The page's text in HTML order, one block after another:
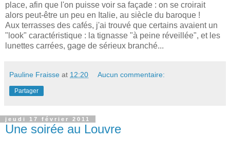
place, afin que l'on puisse voir sa façade : on se croirait
alors peut-être un peu en Italie, au siècle du baroque !
Aux terrasses des cafés, j'ai trouvé que certains avaient un
"look" caractéristique : la tignasse "à peine réveillée", et les
lunettes carrées, gage de sérieux branché...
Pauline Fraisse at 12:20 Aucun commentaire:
Partager
jeudi 17 février 2011
Une soirée au Louvre